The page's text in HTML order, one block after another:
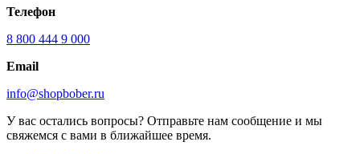
Телефон
8 800 444 9 000
Email
info@shopbober.ru
У вас остались вопросы? Отправьте нам сообщение и мы
свяжемся с вами в ближайшее время.